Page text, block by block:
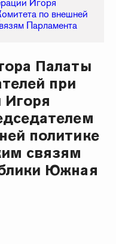
Палаты
при
политике
связям
Южная